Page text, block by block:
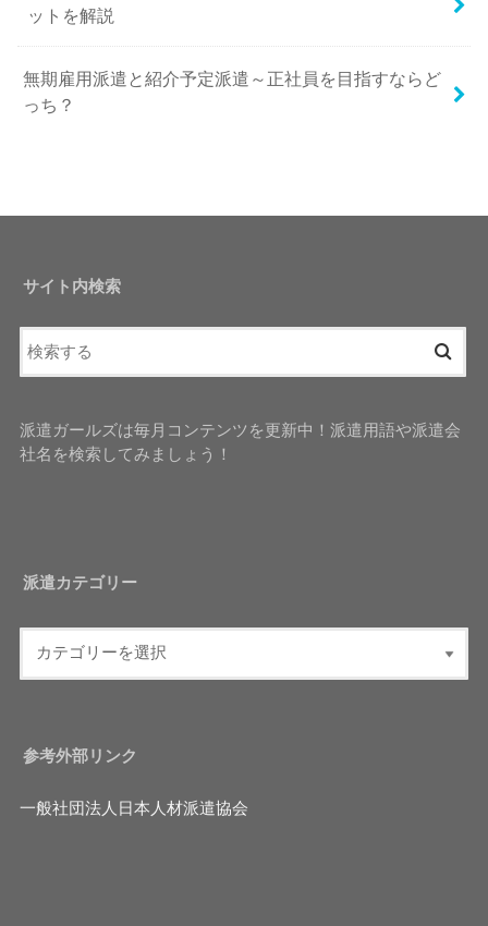
ットを解説
無期雇用派遣と紹介予定派遣～正社員を目指すならど
っち？
サイト内検索
派遣ガールズは毎月コンテンツを更新中！派遣用語や派遣会
社名を検索してみましょう！
派遣カテゴリー
参考外部リンク
一般社団法人日本人材派遣協会